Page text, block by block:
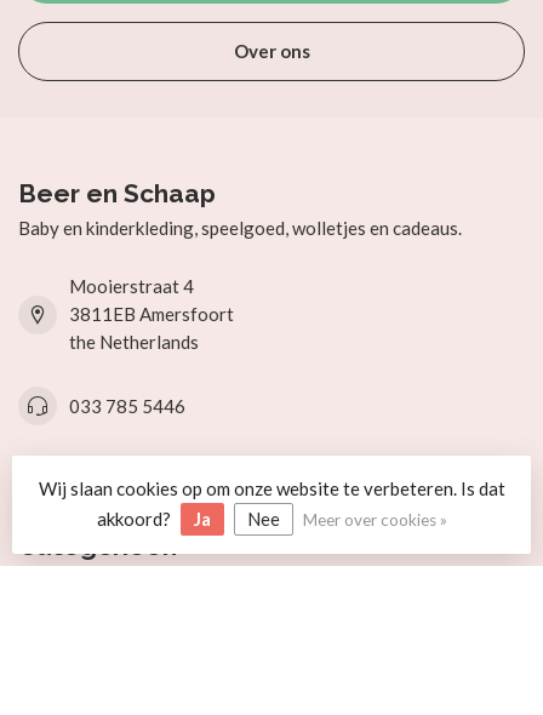
Over ons
Beer en Schaap
Baby en kinderkleding, speelgoed, wolletjes en cadeaus.
Mooierstraat 4
3811EB Amersfoort
the Netherlands
033 785 5446
Categorieën
Wij slaan cookies op om onze website te verbeteren. Is dat
akkoord?
Ja Nee Meer over cookies »